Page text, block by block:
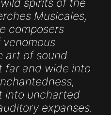
spirits of the
Musicales,
composers
art of sound
far and wide into
into uncharted
expanses.